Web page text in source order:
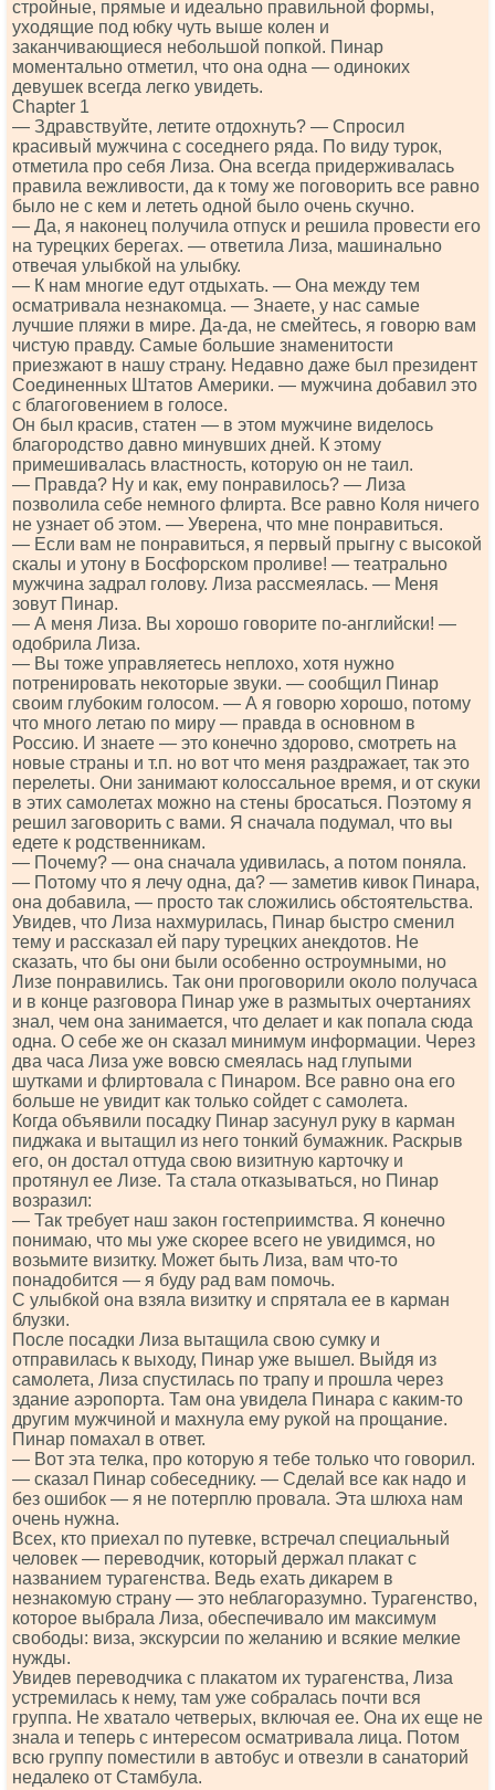
стройные, прямые и идеально правильной формы,
уходящие под юбку чуть выше колен и
заканчивающиеся небольшой попкой. Пинар
моментально отметил, что она одна — одиноких
девушек всегда легко увидеть.
Сhарtеr 1
— Здравствуйте, летите отдохнуть? — Спросил
красивый мужчина с соседнего ряда. По виду турок,
отметила про себя Лиза. Она всегда придерживалась
правила вежливости, да к тому же поговорить все равно
было не с кем и лететь одной было очень скучно.
— Да, я наконец получила отпуск и решила провести его
на турецких берегах. — ответила Лиза, машинально
отвечая улыбкой на улыбку.
— К нам многие едут отдыхать. — Она между тем
осматривала незнакомца. — Знаете, у нас самые
лучшие пляжи в мире. Да-да, не смейтесь, я говорю вам
чистую правду. Самые большие знаменитости
приезжают в нашу страну. Недавно даже был президент
Соединенных Штатов Америки. — мужчина добавил это
с благоговением в голосе.
Он был красив, статен — в этом мужчине виделось
благородство давно минувших дней. К этому
примешивалась властность, которую он не таил.
— Правда? Ну и как, ему понравилось? — Лиза
позволила себе немного флирта. Все равно Коля ничего
не узнает об этом. — Уверена, что мне понравиться.
— Если вам не понравиться, я первый прыгну с высокой
скалы и утону в Босфорском проливе! — театрально
мужчина задрал голову. Лиза рассмеялась. — Меня
зовут Пинар.
— А меня Лиза. Вы хорошо говорите по-английски! —
одобрила Лиза.
— Вы тоже управляетесь неплохо, хотя нужно
потренировать некоторые звуки. — сообщил Пинар
своим глубоким голосом. — А я говорю хорошо, потому
что много летаю по миру — правда в основном в
Россию. И знаете — это конечно здорово, смотреть на
новые страны и т.п. но вот что меня раздражает, так это
перелеты. Они занимают колоссальное время, и от скуки
в этих самолетах можно на стены бросаться. Поэтому я
решил заговорить с вами. Я сначала подумал, что вы
едете к родственникам.
— Почему? — она сначала удивилась, а потом поняла.
— Потому что я лечу одна, да? — заметив кивок Пинара,
она добавила, — просто так сложились обстоятельства.
Увидев, что Лиза нахмурилась, Пинар быстро сменил
тему и рассказал ей пару турецких анекдотов. Не
сказать, что бы они были особенно остроумными, но
Лизе понравились. Так они проговорили около получаса
и в конце разговора Пинар уже в размытых очертаниях
знал, чем она занимается, что делает и как попала сюда
одна. О себе же он сказал минимум информации. Через
два часа Лиза уже вовсю смеялась над глупыми
шутками и флиртовала с Пинаром. Все равно она его
больше не увидит как только сойдет с самолета.
Когда объявили посадку Пинар засунул руку в карман
пиджака и вытащил из него тонкий бумажник. Раскрыв
его, он достал оттуда свою визитную карточку и
протянул ее Лизе. Та стала отказываться, но Пинар
возразил:
— Так требует наш закон гостеприимства. Я конечно
понимаю, что мы уже скорее всего не увидимся, но
возьмите визитку. Может быть Лиза, вам что-то
понадобится — я буду рад вам помочь.
С улыбкой она взяла визитку и спрятала ее в карман
блузки.
После посадки Лиза вытащила свою сумку и
отправилась к выходу, Пинар уже вышел. Выйдя из
самолета, Лиза спустилась по трапу и прошла через
здание аэропорта. Там она увидела Пинара с каким-то
другим мужчиной и махнула ему рукой на прощание.
Пинар помахал в ответ.
— Вот эта телка, про которую я тебе только что говорил.
— сказал Пинар собеседнику. — Сделай все как надо и
без ошибок — я не потерплю провала. Эта шлюха нам
очень нужна.
Всех, кто приехал по путевке, встречал специальный
человек — переводчик, который держал плакат с
названием турагенства. Ведь ехать дикарем в
незнакомую страну — это неблагоразумно. Турагенство,
которое выбрала Лиза, обеспечивало им максимум
свободы: виза, экскурсии по желанию и всякие мелкие
нужды.
Увидев переводчика с плакатом их турагенства, Лиза
устремилась к нему, там уже собралась почти вся
группа. Не хватало четверых, включая ее. Она их еще не
знала и теперь с интересом осматривала лица. Потом
всю группу поместили в автобус и отвезли в санаторий
недалеко от Стамбула.